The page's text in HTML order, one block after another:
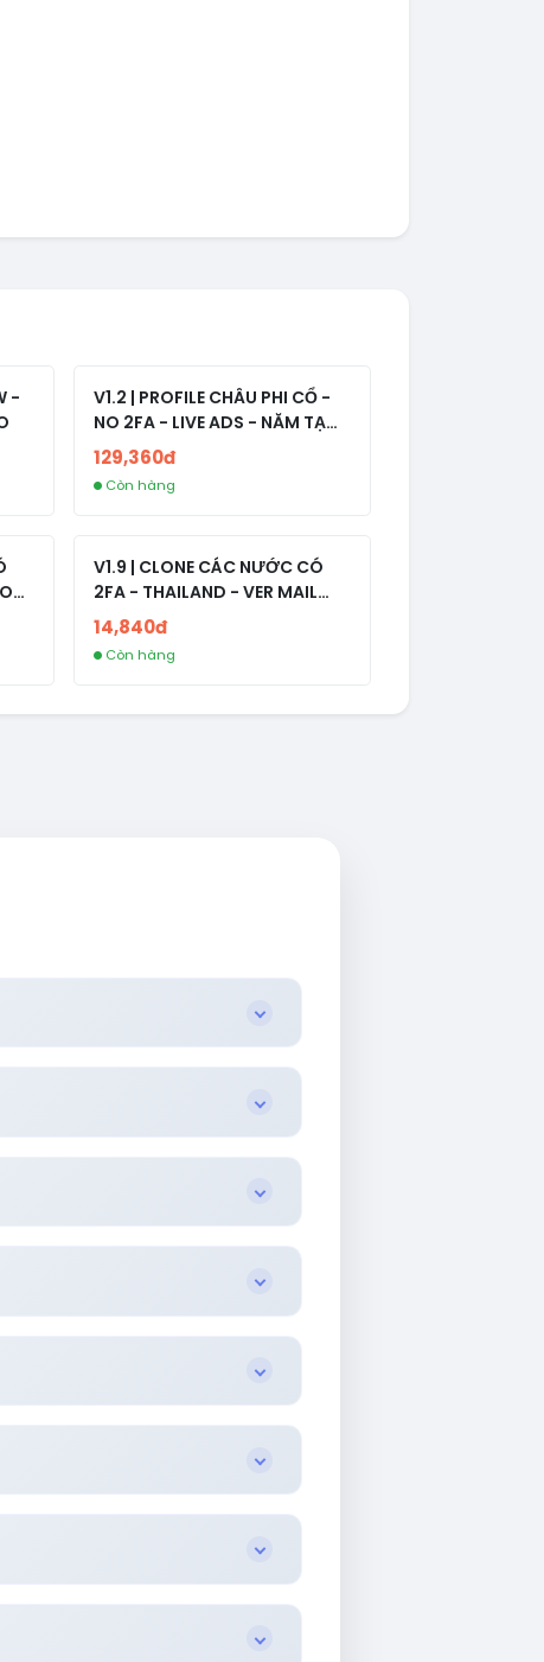
-
V1.2 | PROFILE CHÂU PHI CỔ -
NO 2FA - LIVE ADS - NĂM TẠO
2008-2024
129,360đ
Còn hàng
V1.9 | CLONE CÁC NƯỚC CÓ
2FA - THAILAND - VER MAIL
FVIAINBOXES.COM - CLONE
NEW KHÔNG BẢO HÀNH LOCAL
14,840đ
Còn hàng